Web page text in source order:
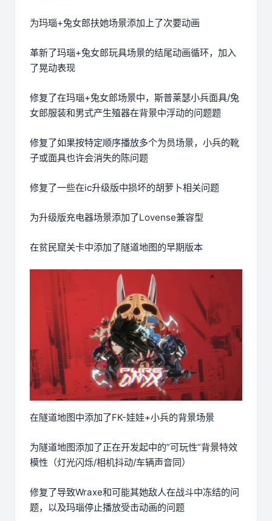
为玛瑙+兔女郎扶她场景添加上了次要动画
革新了玛瑙+兔女郎玩具场景的结尾动画循环，加入
了晃动表现
修复了在玛瑙+兔女郎场景中，斯普莱瑟小兵面具/兔
女郎服装和男式产生殖器在背景中浮动的问题题
修复了如果按特定顺序播放多个为员场景，小兵的靴
子或面具也许会消失的陈问题
修复了一些在ic升级版中损坏的胡萝卜相关问题
为升级版充电器场景添加了Lovense兼容型
在贫民窟关卡中添加了隧道地图的早期版本
在隧道地图中添加了FK-娃娃+小兵的背景场景
为隧道地图添加了正在开发起中的”可玩性”背景特效
模性（灯光闪烁/相机抖动/车辆声音同）
修复了导致Wraxe和可能其她敌人在战斗中冻结的问
题，以及玛瑙停止播放受击动画的问题